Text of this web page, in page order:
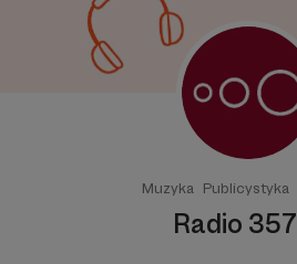
Muzyka Publicystyka
Radio 357